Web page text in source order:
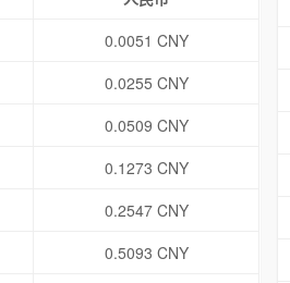
0.0051 CNY
0.0255 CNY
0.0509 CNY
0.1273 CNY
0.2547 CNY
0.5093 CNY